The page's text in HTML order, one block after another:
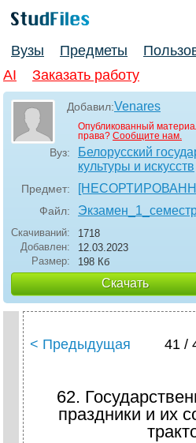
Вузы Предметы
AI
Заказать работу
Добавил:Venares
Опубликованный
права? Сообщите нам.
Вуз:
Белорусский
культуры и искусств
Предмет:
Файл:
Скачиваний:
1718
Добавлен:
12.03.2023
Размер:
198 Кб
Скачать
< Предыдущая 41 /
62.
праздники и их